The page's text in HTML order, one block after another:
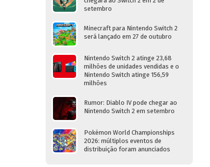
setembro
Minecraft para Nintendo Switch 2
será lançado em 27 de outubro
Nintendo Switch 2 atinge 23,68
milhões de unidades vendidas e o
Nintendo Switch atinge 156,59
milhões
Rumor: Diablo IV pode chegar ao
Nintendo Switch 2 em setembro
Pokémon World Championships
2026: múltiplos eventos de
distribuição foram anunciados